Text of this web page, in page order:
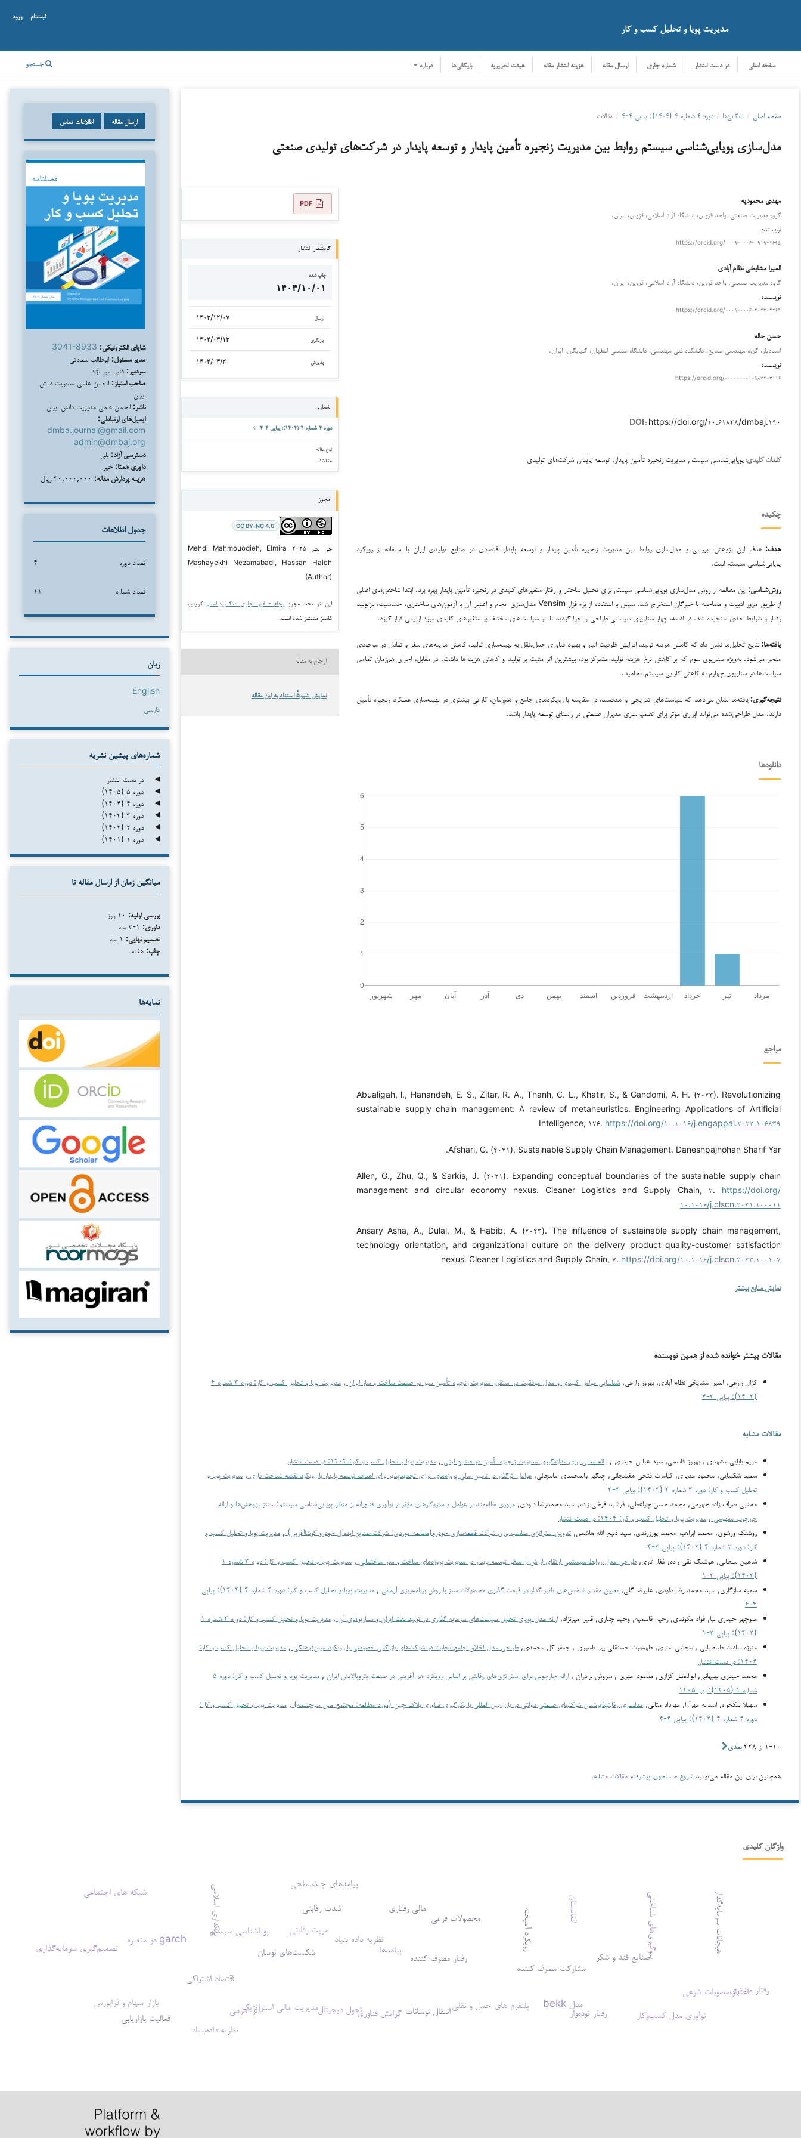
مدیریت پویا و تحلیل کسب و کار
صفحه اصلی در دست انتشار شماره جاری ارسال مقاله هزینه انتشار مقاله هیئت تحریریه بایگانی‌ها درباره جستجو
ثبت‌نام ورود
صفحه اصلی / بایگانی‌ها / دوره ۴ شماره ۴ (۱۴۰۴): پیاپی ۴-۴ / مقالات
مدل‌سازی پویایی‌شناسی سیستم روابط بین مدیریت زنجیره تأمین پایدار و توسعه پایدار در شرکت‌های تولیدی صنعتی
مهدی محمودیه
گروه مدیریت صنعتی، واحد قزوین، دانشگاه آزاد اسلامی، قزوین، ایران.
نویسنده
https://orcid.org/۰۰۰۹-۰۰۰۶-۰۹۱۹-۲۶۴۵
المیرا مشایخی نظام آبادی
گروه مدیریت صنعتی، واحد قزوین، دانشگاه آزاد اسلامی، قزوین، ایران.
نویسنده
https://orcid.org/۰۰۰۹-۰۰۰۶-۳۰۲۳-۲۲۶۹
حسن حاله
استادیار، گروه مهندسی صنایع، دانشکده فنی مهندسی، دانشگاه صنعتی اصفهان، گلپایگان، ایران.
نویسنده
https://orcid.org/۰۰۰۰-۰۰۰۱-۹۸۷۲-۳۱۱۶
DOI:: https://doi.org/۱۰.۶۱۸۳۸/dmbaj.۱۹۰
کلمات کلیدی: پویایی‌شناسی سیستم, مدیریت زنجیره تأمین پایدار, توسعه پایدار, شرکت‌های تولیدی
چکیده
هدف:هدف این پژوهش، بررسی و مدل‌سازی روابط بین مدیریت زنجیره تأمین پایدار و توسعه پایدار اقتصادی در صنایع تولیدی ایران با استفاده از رویکرد
پویایی‌شناسی سیستم است.
روش‌شناسی:این مطالعه از روش مدل‌سازی پویایی‌شناسی سیستم برای تحلیل ساختار و رفتار متغیرهای کلیدی در زنجیره تأمین پایدار بهره برد. ابتدا شاخص‌های اصلی
از طریق مرور ادبیات و مصاحبه با خبرگان استخراج شد. سپس با استفاده از نرم‌افزار Vensim مدل‌سازی انجام و اعتبار آن با آزمون‌های ساختاری، حساسیت، بازتولید
رفتار و شرایط حدی سنجیده شد. در ادامه، چهار سناریوی سیاستی طراحی و اجرا گردید تا اثر سیاست‌های مختلف بر متغیرهای کلیدی مورد ارزیابی قرار گیرد.
یافته‌ها:نتایج تحلیل‌ها نشان داد که کاهش هزینه تولید، افزایش ظرفیت انبار و بهبود فناوری حمل‌ونقل به بهینه‌سازی تولید، کاهش هزینه‌های سفر و تعادل در موجودی
منجر می‌شود. به‌ویژه سناریوی سوم که بر کاهش نرخ هزینه تولید متمرکز بود، بیشترین اثر مثبت بر تولید و کاهش هزینه‌ها داشت. در مقابل، اجرای هم‌زمان تمامی
سیاست‌ها در سناریوی چهارم به کاهش کارایی سیستم انجامید.
نتیجه‌گیری:یافته‌ها نشان می‌دهد که سیاست‌های تدریجی و هدفمند، در مقایسه با رویکردهای جامع و هم‌زمان، کارایی بیشتری در بهینه‌سازی عملکرد زنجیره تأمین
دارند. مدل طراحی‌شده می‌تواند ابزاری مؤثر برای تصمیم‌سازی مدیران صنعتی در راستای توسعه پایدار باشد.
دانلودها
مراجع
Abualigah, l., Hanandeh, E. S., Zitar, R. A., Thanh, C. L., Khatir, S., & Gandomi, A. H. (۲۰۲۳). Revolutionizing
sustainable supply chain management: A review of metaheuristics. Engineering Applications of Artificial
Intelligence, ۱۲۶. https://doi.org/۱۰.۱۰۱۶/j.engappai.۲۰۲۳.۱۰۶۸۳۹
Afshari, G. (۲۰۲۱). Sustainable Supply Chain Management. Daneshpajhohan Sharif Yar.
Allen, G., Zhu, Q., & Sarkis, J. (۲۰۲۱). Expanding conceptual boundaries of the sustainable supply chain
management and circular economy nexus. Cleaner Logistics and Supply Chain, ۲. https://doi.org/
۱۰.۱۰۱۶/j.clscn.۲۰۲۱.۱۰۰۰۱۱
Ansary Asha, A., Dulal, M., & Habib, A. (۲۰۲۳). The influence of sustainable supply chain management,
technology orientation, and organizational culture on the delivery product quality-customer satisfaction
nexus. Cleaner Logistics and Supply Chain, ۷. https://doi.org/۱۰.۱۰۱۶/j.clscn.۲۰۲۳.۱۰۰۱۰۷
نمایش منابع بیشتر
دانلود PDF
گاه‌شمار انتشار
چاپ شده
۱۴۰۴/۱۰/۰۱
ارسال ۱۴۰۳/۱۲/۰۷
بازنگری ۱۴۰۴/۰۳/۱۳
پذیرش ۱۴۰۴/۰۳/۲۰
شماره
دوره ۴ شماره ۴ (۱۴۰۴): پیاپی ۴-۴
نوع مقاله
مقالات
مجوز
CC BY-NC 4.0
حق نشر ۲۰۲۵ Mehdi Mahmouodieh, Elmira
Mashayekhi Nezamabadi, Hassan Haleh
(Author)
این اثر تحت مجوزارجاع - غیر تجاری ۴.۰ بین‌المللی
کریتیو
کامنز منتشر شده است.
ارجاع به مقاله
نمایش شیوهٔ استناد به این مقاله
مقالات بیشتر خوانده شده از همین نویسنده
کژال زارعی, المیرا مشایخی نظام آبادی, بهروز زارعی, شناسایی عوامل کلیدی و مدل موفقیت در استقرار مدیریت زنجیره تأمین سبز در صنعت ساخت و ساز ایران ,
مدیریت پویا و تحلیل کسب و کار: دوره ۳ شماره ۴
(۱۴۰۳): پیاپی ۳-۴
مقالات مشابه
مریم بابایی مشهدی , بهروز قاسمی, سید عباس حیدری , ارائه مدلی برای اندازه‌گیری مدیریت زنجیره تأمین در صنایع لبنی , مدیریت پویا و تحلیل کسب و کار: ۱۴۰۴: در دست انتشار
سعید شکیبایی, محمود مدیری, کیامرث فتحی هفشجانی, چنگیز والمحمدی امامچائی, عوامل اثرگذار در تامین مالی پروژه‌های انرژی تجدیدپذیر برای اهداف توسعه پایدار با رویکرد نقشه شناخت فازی , مدیریت پویا و
تحلیل کسب و کار: دوره ۳ شماره ۳ (۱۴۰۳): پیاپی ۳-۳
مجتبی صراف زاده جهرمی, محمد حسن چراغعلی, فرشید فرخی زاده, سید محمدرضا داودی, مروری نظام‌مند بر عوامل و سازوکارهای مؤثر بر نوآوری فناورانه از منظر پویایی‌شناسی سیستم: سنتز پژوهش‌ها و ارائه
چارچوب مفهومی , مدیریت پویا و تحلیل کسب و کار: ۱۴۰۴: در دست انتشار
روشنک ورشوی, محمد ابراهیم محمد پورزرندی, سید ذبیح الله هاشمی, تدوین‌ استراتژی‌ مناسب‌ برای‌ شرکت قطعه‌سازی خودرو(مطالعه موردی:‌ شرکت صنایع ایده‌آل خودرو کوشاآفرین) , مدیریت پویا و تحلیل کسب و
کار: دوره ۲ شماره ۴ (۱۴۰۲): پیاپی ۲-۴
شاهین سلطانی, هوشنگ تقی زاده, غفار تاری, طراحی مدل روابط سیستمی ارتقای ارزش از منظر توسعه پایدار در مدیریت پروژه‌های ساخت و ساز ساختمانی ,
مدیریت پویا و تحلیل کسب و کار: دوره ۳ شماره ۱
(۱۴۰۳): پیاپی ۳-۱
سمیه سازگاری, سید محمد رضا داودی, علیرضا گلی, تعیین مقدار شاخص‌های تاثیر گذار در قیمت گذاری محصولات سبز با روش برنامه‌ریزی آرمانی ,
مدیریت پویا و تحلیل کسب و کار: دوره ۴ شماره ۴ (۱۴۰۴): پیاپی
۴-۴
منوچهر حیدری نیا, فواد مکوندی, رحیم قاسمیه, وحید چناری, قنبر امیرنژاد, ارائه مدل پویای تحلیل سیاست‌های سرمایه گذاری در تولید نفت ایران و سناریو‌های آن ,
مدیریت پویا و تحلیل کسب و کار: دوره ۳ شماره ۱
(۱۴۰۳): پیاپی ۳-۱
منیژه سادات طباطبایی , مجتبی امیری, طهمورث حسنقلی پور یاسوری , جعفر گل محمدی, طراحی مدل اخلاق جامع تجارت در شرکت‌های بازرگانی خصوصی با رویکرد میان‌فرهنگی , مدیریت پویا و تحلیل کسب و کار:
۱۴۰۴: در دست انتشار
محمد حیدری بهبهانی, ابوالفضل کزازی, مقصود امیری , سروش برادران , ارائه چارچوبی برای استراتژی‌های رقابتی بر اساس رویکرد هم آفرینی در صنعت پتروپالایش ایران ,
مدیریت پویا و تحلیل کسب و کار: دوره ۵
شماره ۱ (۱۴۰۵): بهار ۱۴۰۵
سهیلا نیکخواه, اسداله مهرآرا, مهرداد متانی, مدلسازی رقابت­پذیرشدن شرکت­های صنعتی دولتی در بازار بین المللی با بکارگیری فناوری بلاک چین (مورد مطالعه: مجتمع مس سرچشمه) , مدیریت پویا و تحلیل کسب و کار:
دوره ۴ شماره ۴ (۱۴۰۴): پیاپی ۴-۴
۱-۱۰ از ۳۲۸ بعدی
همچنین برای این مقاله می‌توانید شروع جستجوی پیشرفته مقالات مشابه.
ارسال مقاله اطلاعات تماس
شاپای الکترونیکی: 3041-8933
مدیر مسئول: ابوطالب سعادتی
سردبیر: قنبر امیر نژاد
صاحب امتیاز: انجمن علمی مدیریت دانش
ایران
ناشر: انجمن علمی مدیریت دانش ایران
ایمیل‌های ارتباطی:
dmba.journal@gmail.com
admin@dmbaj.org
دسترسی آزاد: بلی
داوری همتا: خیر
هزینه پردازش مقاله:
جدول اطلاعات
تعداد دوره ۴
تعداد شماره ۱۱
زبان
English
فارسی
شماره‌های پیشین نشریه
در دست انتشار
دوره ۵ (۱۴۰۵)
دوره ۴ (۱۴۰۴)
دوره ۳ (۱۴۰۳)
دوره ۲ (۱۴۰۲)
دوره ۱ (۱۴۰۱)
میانگین زمان از ارسال مقاله تا
بررسی اولیه:
داوری:
تصمیم نهایی:
چاپ: هفته
نمایه‌ها
واژگان کلیدی
مدیریت مالی استراتژیک
پویاشناسی سیستم
نظریه داده بنیاد
رفتار مصرف کننده
مشارکت مصرف کننده
اقتصاد اشتراکی
پلتفرم های حمل و نقلی
رویکرد آمیخته
محصولات فرعی
مزیت رقابتی
صنایع قند و شکر
انتقال نوسانات
شکست‌های نوسان
مدل bekk
garch دو متغیره
اثر اهرمی
بازار سهام و فرابورس
تحول دیجیتالگرایش فناوری نوآوری مدل کسب‌وکار
شدت رقابتی
اعتبار مصوبات شرعی
پیامدها
بانکداری اسلامی افغانستان مالی رفتاری سوگیری‌های شناختی تصمیم‌گیری سرمایه‌گذاری
نظریه داده‌بنیاد
رفتار توده‌وار
هیجانات سرمایه‌گذار
پیامدهای چندسطحی
فعالیت بازاریابی
رفتار مشتری
شبکه های اجتماعی